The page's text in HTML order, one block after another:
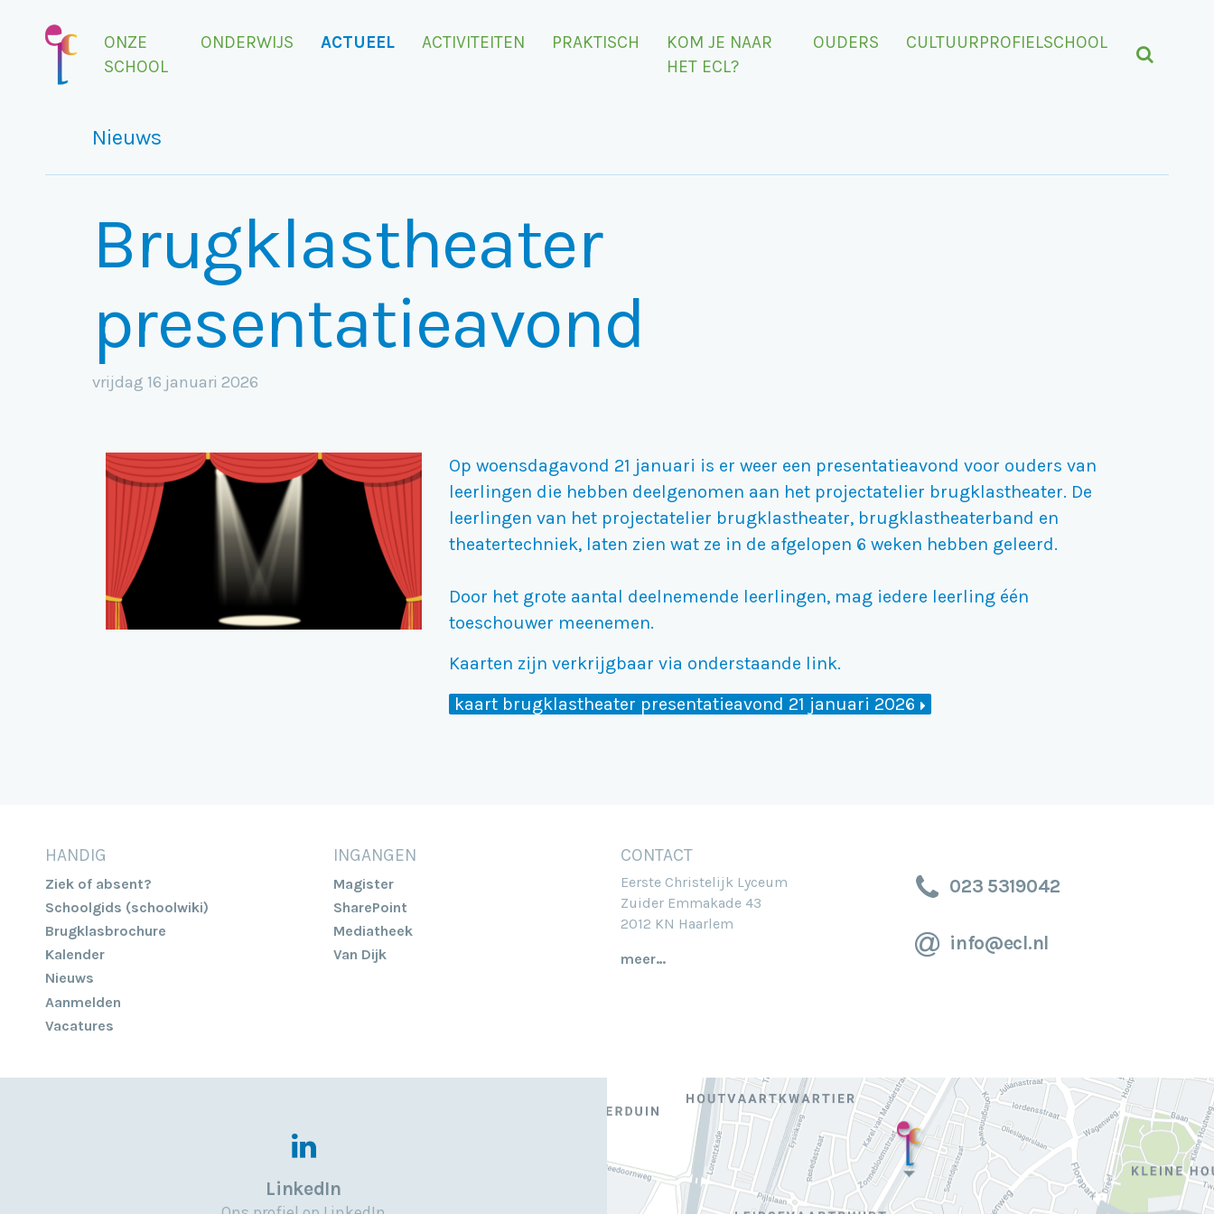
ONZE
SCHOOL
ONDERWIJS ACTUEEL ACTIVITEITEN PRAKTISCH
KOM JE NAAR
HET ECL?
OUDERS CULTUURPROFIELSCHOOL
Nieuws
Brugklastheater
presentatieavond
vrijdag 16 januari 2026
Op woensdagavond 21 januari is er weer een presentatieavond voor ouders van
leerlingen die hebben deelgenomen aan het projectatelier brugklastheater. De
leerlingen van het projectatelier brugklastheater, brugklastheaterband en
theatertechniek, laten zien wat ze in de afgelopen 6 weken hebben geleerd.
Door het grote aantal deelnemende leerlingen, mag iedere leerling één
toeschouwer meenemen.
Kaarten zijn verkrijgbaar via onderstaande link.
kaart brugklastheater presentatieavond 21 januari 2026
HANDIG
Ziek of absent?
Schoolgids (schoolwiki)
Brugklasbrochure
Kalender
Nieuws
Aanmelden
Vacatures
INGANGEN
Magister
SharePoint
Mediatheek
Van Dijk
CONTACT
Eerste Christelijk Lyceum
Zuider Emmakade 43
2012 KN Haarlem
meer…
023 5319042
info@ecl.nl
LinkedIn